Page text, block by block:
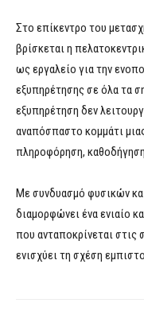
Στο επίκεντρο του
βρίσκεται η
ως εργαλείο για την
εξυπηρέτησης σε όλα τα
εξυπηρέτηση δεν
αναπόσπαστο κομμάτι
πληροφόρηση,
Με συνδυασμό φυσικών
διαμορφώνει ένα ενιαίο
που ανταποκρίνεται
ενισχύει τη σχέση